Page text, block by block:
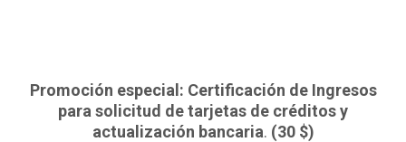
Promoción especial: Certificación de Ingresos
para solicitud de tarjetas de créditos y
actualización bancaria. (30 $)